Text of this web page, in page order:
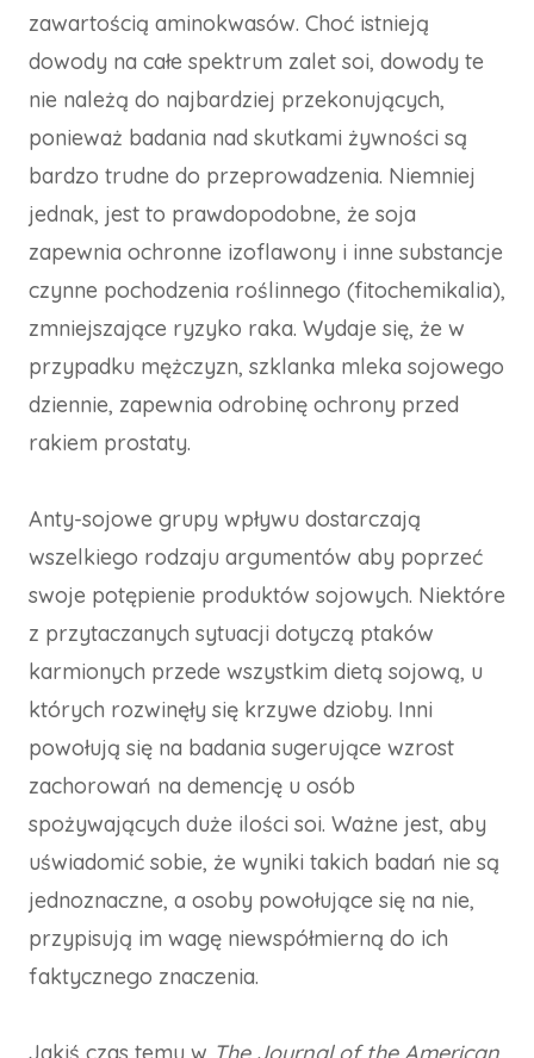
zawartością aminokwasów. Choć istnieją
dowody na całe spektrum zalet soi, dowody te
nie należą do najbardziej przekonujących,
ponieważ badania nad skutkami żywności są
bardzo trudne do przeprowadzenia. Niemniej
jednak, jest to prawdopodobne, że soja
zapewnia ochronne izoflawony i inne substancje
czynne pochodzenia roślinnego (fitochemikalia),
zmniejszające ryzyko raka. Wydaje się, że w
przypadku mężczyzn, szklanka mleka sojowego
dziennie, zapewnia odrobinę ochrony przed
rakiem prostaty.
Anty-sojowe grupy wpływu dostarczają
wszelkiego rodzaju argumentów aby poprzeć
swoje potępienie produktów sojowych. Niektóre
z przytaczanych sytuacji dotyczą ptaków
karmionych przede wszystkim dietą sojową, u
których rozwinęły się krzywe dzioby. Inni
powołują się na badania sugerujące wzrost
zachorowań na demencję u osób
spożywających duże ilości soi. Ważne jest, aby
uświadomić sobie, że wyniki takich badań nie są
jednoznaczne, a osoby powołujące się na nie,
przypisują im wagę niewspółmierną do ich
faktycznego znaczenia.